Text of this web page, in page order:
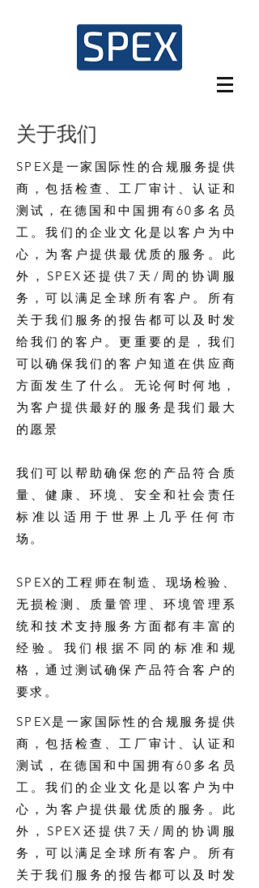
关于我们
SPEX是一家国际性的合规服务提供
商，包括检查、工厂审计、认证和
测试，在德国和中国拥有60多名员
工。我们的企业文化是以客户为中
心，为客户提供最优质的服务。此
外，SPEX还提供7天/周的协调服
务，可以满足全球所有客户。所有
关于我们服务的报告都可以及时发
给我们的客户。更重要的是，我们
可以确保我们的客户知道在供应商
方面发生了什么。无论何时何地，
为客户提供最好的服务是我们最大
的愿景
我们可以帮助确保您的产品符合质
量、健康、环境、安全和社会责任
标准以适用于世界上几乎任何市
场。
SPEX的工程师在制造、现场检验、
无损检测、质量管理、环境管理系
统和技术支持服务方面都有丰富的
经验。我们根据不同的标准和规
格，通过测试确保产品符合客户的
要求。
SPEX是一家国际性的合规服务提供
商，包括检查、工厂审计、认证和
测试，在德国和中国拥有60多名员
工。我们的企业文化是以客户为中
心，为客户提供最优质的服务。此
外，SPEX还提供7天/周的协调服
务，可以满足全球所有客户。所有
关于我们服务的报告都可以及时发